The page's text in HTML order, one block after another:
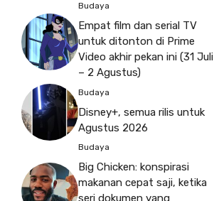
Budaya
Empat film dan serial TV
untuk ditonton di Prime
Video akhir pekan ini (31 Juli
– 2 Agustus)
Budaya
Disney+, semua rilis untuk
Agustus 2026
Budaya
Big Chicken: konspirasi
makanan cepat saji, ketika